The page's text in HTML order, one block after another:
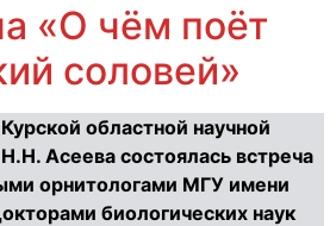
«О чём поёт
соловей»
областной научной
Асеева состоялась встреча
орнитологами МГУ имени
биологических наук